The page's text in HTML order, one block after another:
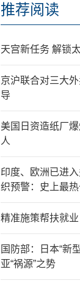
推荐阅读
天宫新任务 解锁
京沪联合对三大
导
美国日资造纸厂
人
印度、欧洲已进
织预警：史上最
精准施策帮扶就
国防部：日本“新
亚“祸源”之势